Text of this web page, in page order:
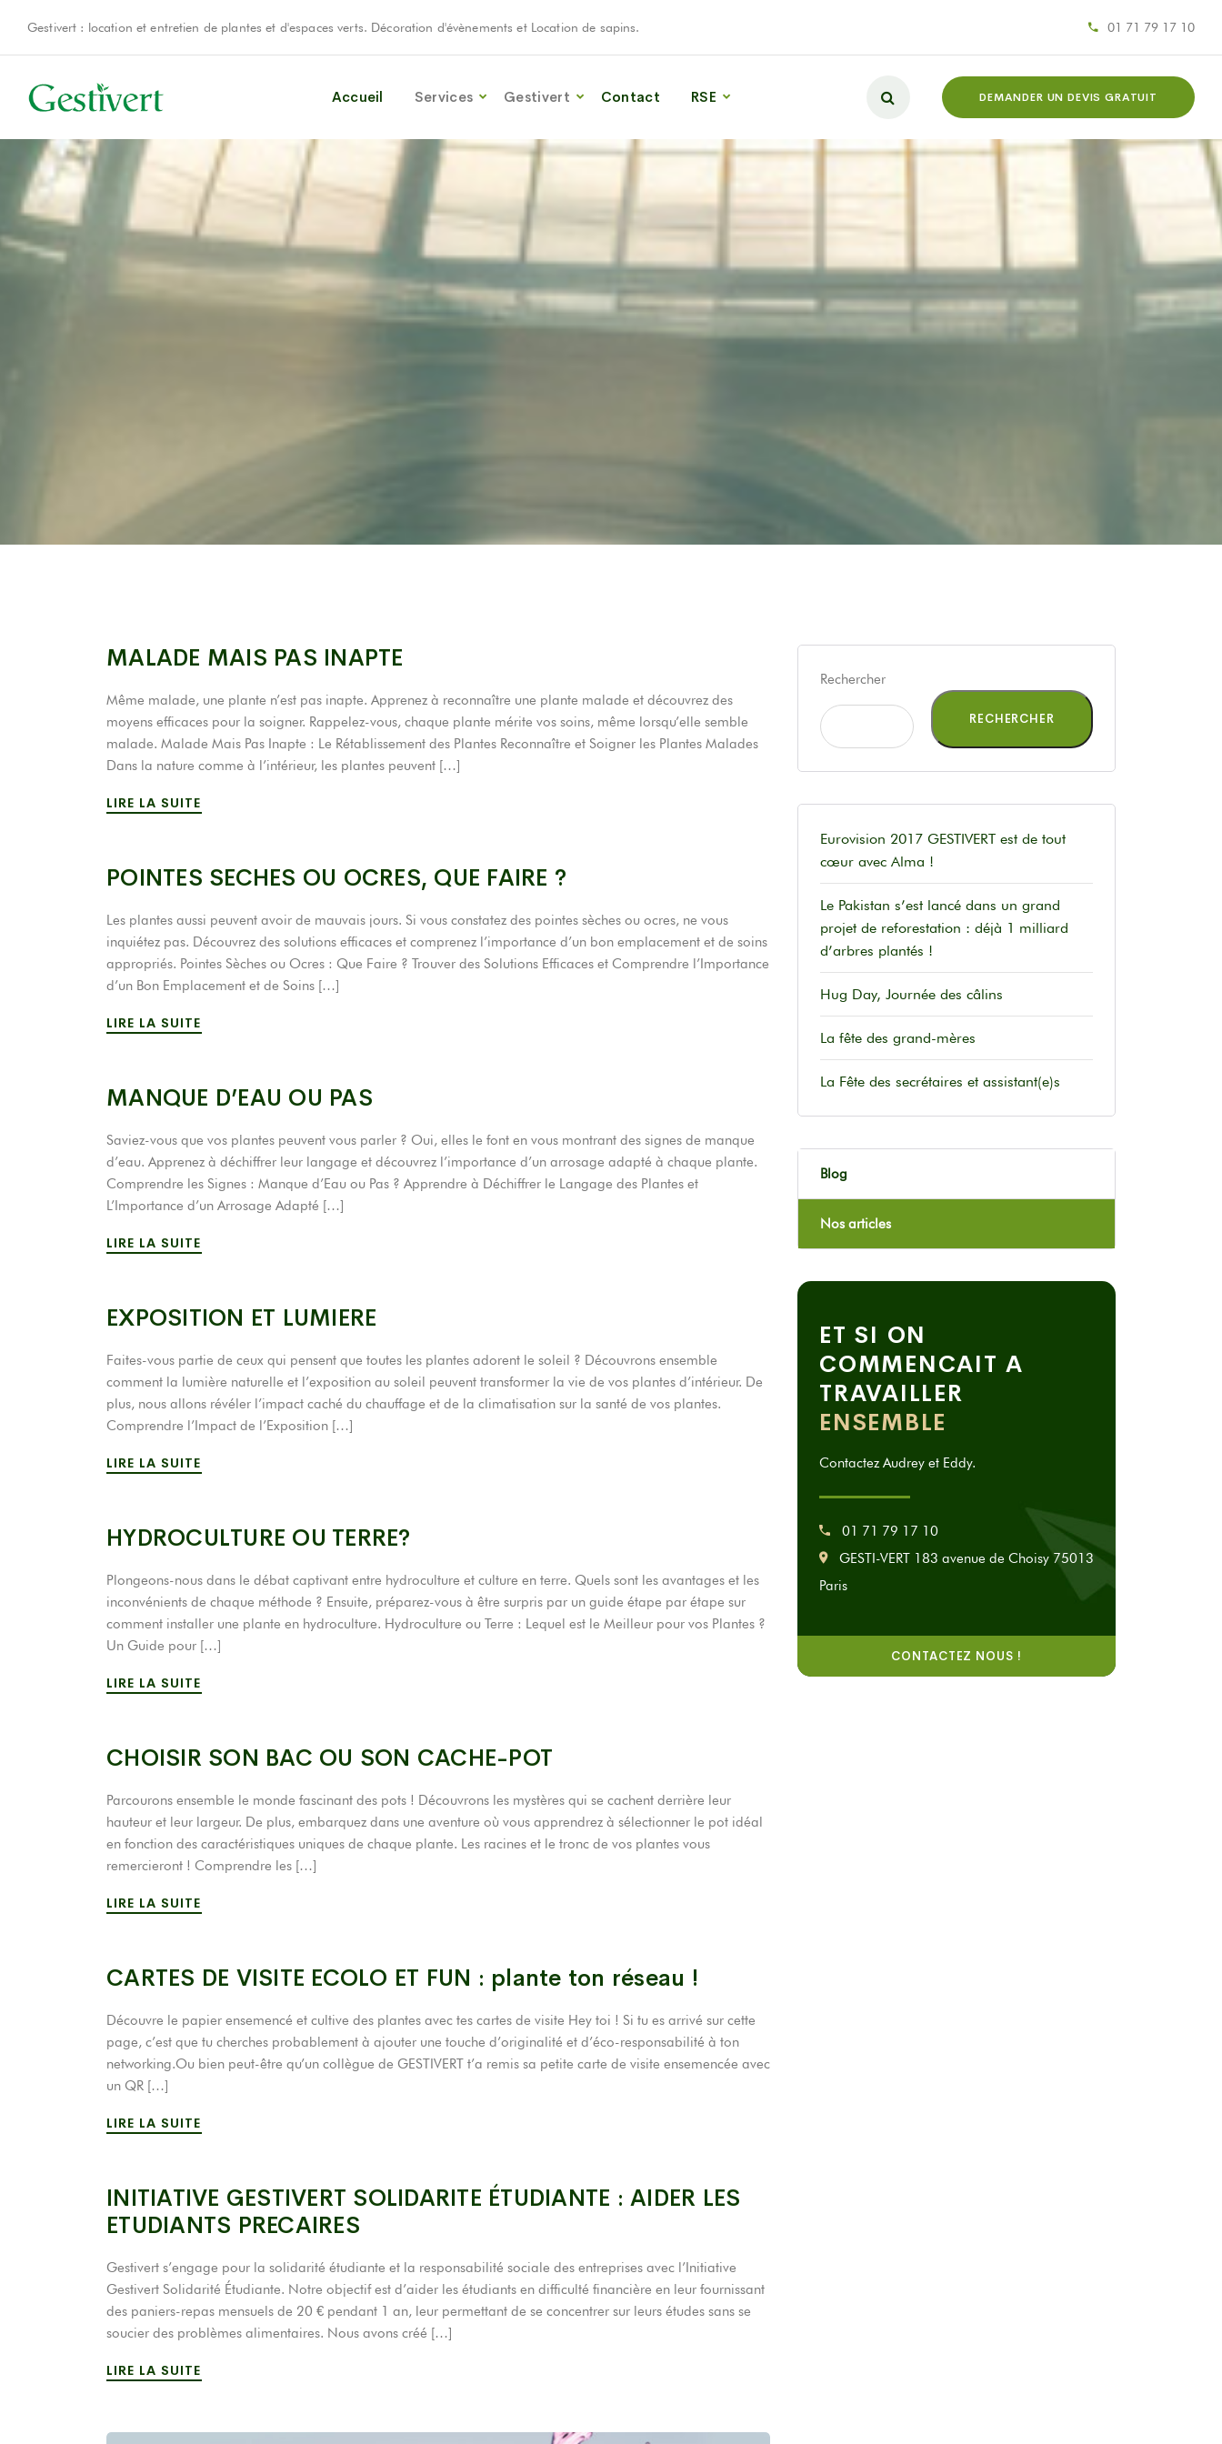
Gestivert : location et entretien de plantes et d'espaces verts. Décoration d'évènements et Location de sapins. 01 71 79 17 10
Accueil Services Gestivert Contact RSE DEMANDER UN DEVIS GRATUIT
MALADE MAIS PAS INAPTE
Même malade, une plante n’est pas inapte. Apprenez à reconnaître une plante malade et découvrez des
moyens efficaces pour la soigner. Rappelez-vous, chaque plante mérite vos soins, même lorsqu’elle semble
malade. Malade Mais Pas Inapte : Le Rétablissement des Plantes Reconnaître et Soigner les Plantes Malades
Dans la nature comme à l’intérieur, les plantes peuvent […]
LIRE LA SUITE
POINTES SECHES OU OCRES, QUE FAIRE ?
Les plantes aussi peuvent avoir de mauvais jours. Si vous constatez des pointes sèches ou ocres, ne vous
inquiétez pas. Découvrez des solutions efficaces et comprenez l’importance d’un bon emplacement et de soins
appropriés. Pointes Sèches ou Ocres : Que Faire ? Trouver des Solutions Efficaces et Comprendre l’Importance
d’un Bon Emplacement et de Soins […]
LIRE LA SUITE
MANQUE D’EAU OU PAS
Saviez-vous que vos plantes peuvent vous parler ? Oui, elles le font en vous montrant des signes de manque
d’eau. Apprenez à déchiffrer leur langage et découvrez l’importance d’un arrosage adapté à chaque plante.
Comprendre les Signes : Manque d’Eau ou Pas ? Apprendre à Déchiffrer le Langage des Plantes et
L’Importance d’un Arrosage Adapté […]
LIRE LA SUITE
EXPOSITION ET LUMIERE
Faites-vous partie de ceux qui pensent que toutes les plantes adorent le soleil ? Découvrons ensemble
comment la lumière naturelle et l’exposition au soleil peuvent transformer la vie de vos plantes d’intérieur. De
plus, nous allons révéler l’impact caché du chauffage et de la climatisation sur la santé de vos plantes.
Comprendre l’Impact de l’Exposition […]
LIRE LA SUITE
HYDROCULTURE OU TERRE?
Plongeons-nous dans le débat captivant entre hydroculture et culture en terre. Quels sont les avantages et les
inconvénients de chaque méthode ? Ensuite, préparez-vous à être surpris par un guide étape par étape sur
comment installer une plante en hydroculture. Hydroculture ou Terre : Lequel est le Meilleur pour vos Plantes ?
Un Guide pour […]
LIRE LA SUITE
CHOISIR SON BAC OU SON CACHE-POT
Parcourons ensemble le monde fascinant des pots ! Découvrons les mystères qui se cachent derrière leur
hauteur et leur largeur. De plus, embarquez dans une aventure où vous apprendrez à sélectionner le pot idéal
en fonction des caractéristiques uniques de chaque plante. Les racines et le tronc de vos plantes vous
remercieront ! Comprendre les […]
LIRE LA SUITE
CARTES DE VISITE ECOLO ET FUN : plante ton réseau !
Découvre le papier ensemencé et cultive des plantes avec tes cartes de visite Hey toi ! Si tu es arrivé sur cette
page, c’est que tu cherches probablement à ajouter une touche d’originalité et d’éco-responsabilité à ton
networking.Ou bien peut-être qu’un collègue de GESTIVERT t’a remis sa petite carte de visite ensemencée avec
un QR […]
LIRE LA SUITE
INITIATIVE GESTIVERT SOLIDARITE ÉTUDIANTE : AIDER LES
ETUDIANTS PRECAIRES
Gestivert s’engage pour la solidarité étudiante et la responsabilité sociale des entreprises avec l’Initiative
Gestivert Solidarité Étudiante. Notre objectif est d’aider les étudiants en difficulté financière en leur fournissant
des paniers-repas mensuels de 20 € pendant 1 an, leur permettant de se concentrer sur leurs études sans se
soucier des problèmes alimentaires. Nous avons créé […]
LIRE LA SUITE
Rechercher
RECHERCHER
Eurovision 2017 GESTIVERT est de tout
cœur avec Alma !
Le Pakistan s’est lancé dans un grand
projet de reforestation : déjà 1 milliard
d’arbres plantés !
Hug Day, Journée des câlins
La fête des grand-mères
La Fête des secrétaires et assistant(e)s
Blog
Nos articles
ET SI ON
COMMENCAIT A
TRAVAILLER
ENSEMBLE
Contactez Audrey et Eddy.
01 71 79 17 10
GESTI-VERT 183 avenue de Choisy 75013
Paris
CONTACTEZ NOUS !